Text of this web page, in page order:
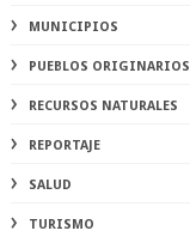
MUNICIPIOS
PUEBLOS ORIGINARIOS
RECURSOS NATURALES
REPORTAJE
SALUD
TURISMO